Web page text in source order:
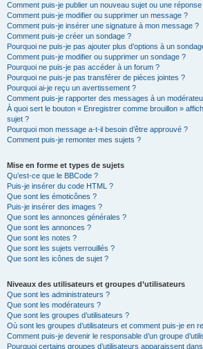
Comment puis-je publier un nouveau sujet ou une réponse
Comment puis-je modifier ou supprimer un message ?
Comment puis-je insérer une signature à mon message ?
Comment puis-je créer un sondage ?
Pourquoi ne puis-je pas ajouter plus d’options à un
Comment puis-je modifier ou supprimer un sondage ?
Pourquoi ne puis-je pas accéder à un forum ?
Pourquoi ne puis-je pas transférer de pièces jointes ?
Pourquoi ai-je reçu un avertissement ?
Comment puis-je rapporter des messages à un
À quoi sert le bouton « Enregistrer comme brouillon »
sujet ?
Pourquoi mon message a-t-il besoin d’être approuvé ?
Comment puis-je remonter mes sujets ?
Mise en forme et types de sujets
Qu’est-ce que le BBCode ?
Puis-je insérer du code HTML ?
Que sont les émoticônes ?
Puis-je insérer des images ?
Que sont les annonces générales ?
Que sont les annonces ?
Que sont les notes ?
Que sont les sujets verrouillés ?
Que sont les icônes de sujet ?
Niveaux des utilisateurs et groupes d’utilisateurs
Que sont les administrateurs ?
Que sont les modérateurs ?
Que sont les groupes d’utilisateurs ?
Où sont les groupes d’utilisateurs et comment puis-je en
Comment puis-je devenir le responsable d’un groupe
Pourquoi certains groupes d’utilisateurs apparaissent